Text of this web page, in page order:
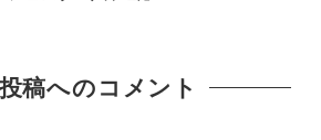
稿へのコメント